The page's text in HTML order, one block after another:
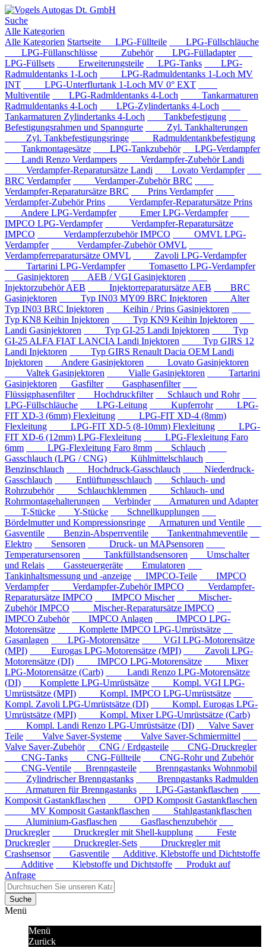
Suche
Alle Kategorien
Alle Kategorien Startseite LPG-Füllteile
LPG-Füllschläuche
LPG-Füllanschlüsse
Zubehör
LPG-Fülladapter
LPG-Füllsets
Erweiterungsteile LPG-Tanks
LPG-
Radmuldentanks 1-Loch
LPG-Radmuldentanks 1-Loch MV
INT
LPG-Unterflurtank 1-Loch MV 0° EXT
Multiventile
LPG-Radmldentanks 4-Loch
Tankarmaturen
Radmuldentanks 4-Loch
LPG-Zylindertanks 4-Loch
Tankarmaturen Zylindertanks 4-Loch
Tankbefestigung
Befestigungsrahmen und Spanngurte
Zyl. Tankhalterungen
Zyl. Tankbefestigungsringe
Radmuldentankbefestigung
Tankmontagesätze
LPG-Tankzubehör
LPG-Verdampfer
Landi Renzo Verdampers
Verdampfer-Zubehör Landi
Verdampfer-Reparatursätze Landi
Lovato Verdampfer
BRC Verdampfer
Verdamper-Zubehör BRC
Verdampfer-Reparatursätze BRC
Prins Verdampfer
Verdampfer-Zubehör Prins
Verdampfer-Reparatursätze Prins
Andere LPG-Verdampfer
Emer LPG-Verdampfer
IMPCO LPG-Verdampfer
Verdampfer-Reparatursätze
IMPCO
Verdampferzubehör IMPCO
OMVL LPG-
Verdampfer
Verdampfer-Zubehör OMVL
Verdampferreparatursätze OMVL
Zavoli LPG-Verdampfer
Tartarini LPG-Verdampfer
Tomasetto LPG-Verdampfer
Gasinjektoren
AEB / VGI Gasinjektoren
Injektorzubehör AEB
Injektorreparatursätze AEB
BRC
Gasinjektoren
Typ IN03 MY09 BRC Injektoren
Alter
Typ IN03 BRC Injektoren
Keihin / Prins Gasinjektoren
Typ KN8 Keihin Injektoren
Typ KN9 Keihin Injektoren
Landi Gasinjektoren
Typ GI-25 Landi Injektoren
Typ
GI-25 ALFA FIAT LANCIA Landi Injektoren
Typ GIRS 12
Landi Injektoren
Typ GIRS Renault Dacia OEM Landi
Injektoren
Andere Gasinjektoren
Lovato Gasinjektoren
Valtek Gasinjektoren
Vialle Gasinjektoren
Tartarini
Gasinjektoren
Gasfilter
Gasphasenfilter
Flüssigphasenfilter
Hochdruckfilter
Schlauch und Rohr
LPG-Füllschläuche
LPG-Leitung Kupferrohr
LPG-
FIT XD-3 (6mm) Flexleitung
LPG-FIT XD-4 (8mm)
Flexleitung
LPG-FIT XD-5 (8-10mm) Flexleitung
LPG-
FIT XD-6 (12mm) LPG-Flexleitung
LPG-Flexleitung Faro
6mm
LPG-Flexleitung Faro 8mm
Schlauch
Gasschlauch (LPG / CNG)
Kühlmittelschlauch
Benzinschlauch
Hochdruck-Gasschlauch
Niederdruck-
Gasschlauch
Entlüftungsschlauch
Schlauch- und
Rohrzubehör
Schlauchklemmen
Schlauch- und
Rohrmontagehalterungen
Verbinder
Armaturen und Adapter
T-Stücke
Y-Stücke
Schnellkupplungen
Bördelmutter und Kompressionsringe
Armaturen und Ventile
Gasventile
Benzin-Absperrventile
Tankentnahmeventile
Elektro
Sensoren
Druck- un MAPsensoren
Temperatursensoren
Tankfüllstandsensoren
Umschalter
und Relais
Gassteuergeräte
Emulatoren
Tankinhaltsmessung und -anzeige
IMPCO-Teile
IMPCO
Verdampfer
Verdampfer-Zubehör IMPCO
Verdampfer-
Reparatursätze IMPCO
IMPCO Mischer
Mischer-
Zubehör IMPCO
Mischer-Reparatursätze IMPCO
IMPCO Zubehör
IMPCO Anlagen
IMPCO LPG-
Motorensätze
Komplette IMPCO LPG-Umrüstsätze
Gasanlagen
LPG-Motorensätze
VGI LPG-Motorensätze
(MPI)
Eurogas LPG-Motorensätze (MPI)
Zavoli LPG-
Motorensätze (DI)
IMPCO LPG-Motorensätze
Mixer
LPG-Motorensätze (Carb)
Landi Renzo LPG-Motorensätze
(DI)
Komplette LPG-Umrüstsätze
Kompl. VGI LPG-
Umrüstsätze (MPI)
Kompl. IMPCO LPG-Umrüstsätze
Kompl. Zavoli LPG-Umrüstsätze (DI)
Kompl. Eurogas LPG-
Umrüstsätze (MPI)
Kompl. Mixer LPG-Umrüstsätze (Carb)
Kompl. Landi Renzo LPG-Umrüstsätze (DI)
Valve Saver
Teile
Valve Saver-Systeme
Valve Saver-Schmiermittel
Valve Saver-Zubehör
CNG / Erdgasteile
CNG-Druckregler
CNG-Tanks
CNG-Füllteile
CNG-Rohr und Zubehör
CNG-Ventile
Brenngasteile
Brenngastanks Wohnmobil
Zylindrischer Brenngastanks
Brenngastanks Radmulden
Armaturen für Brenngastanks
LPG-Gastankflaschen
Komposit Gastankflaschen
OPD Komposit Gastankflaschen
MV Komposit Gastankflaschen
Stahlgastankflaschen
Aluminium-Gasflaschen
Gasflaschenzubehör
Druckregler
Druckregler mit Shell-kupplung
Feste
Druckregler
Druckregler-Sets
Druckregler mit
Crashsensor
Gasventile
Additive, Klebstoffe und Dichtstoffe
Additive
Klebstoffe und Dichtstoffe
Produkt auf
Anfrage
Suche
Menü
Menü
Zurück